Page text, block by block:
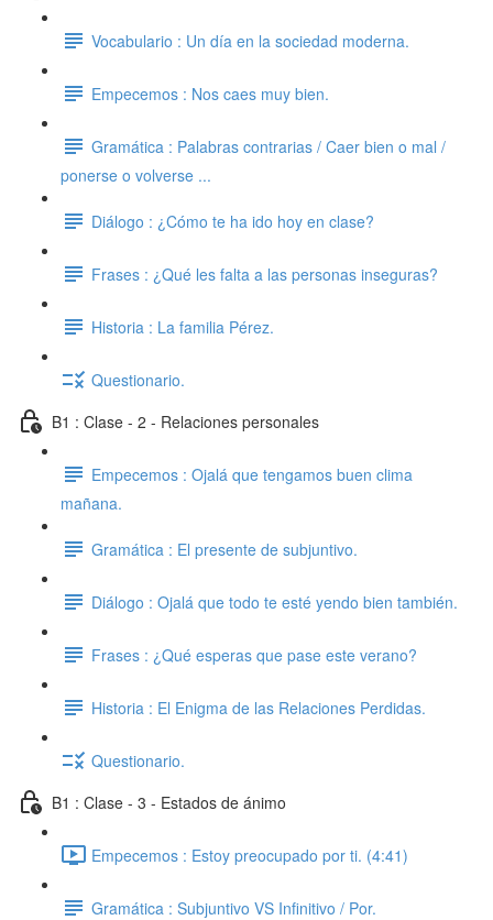
Vocabulario : Un día en la sociedad moderna.
Empecemos : Nos caes muy bien.
Gramática : Palabras contrarias / Caer bien o mal /
ponerse o volverse ...
Diálogo : ¿Cómo te ha ido hoy en clase?
Frases : ¿Qué les falta a las personas inseguras?
Historia : La familia Pérez.
Questionario.
B1 : Clase - 2 - Relaciones personales
Empecemos : Ojalá que tengamos buen clima
mañana.
Gramática : El presente de subjuntivo.
Diálogo : Ojalá que todo te esté yendo bien también.
Frases : ¿Qué esperas que pase este verano?
Historia : El Enigma de las Relaciones Perdidas.
Questionario.
B1 : Clase - 3 - Estados de ánimo
Empecemos : Estoy preocupado por ti. (4:41)
Gramática : Subjuntivo VS Infinitivo / Por.